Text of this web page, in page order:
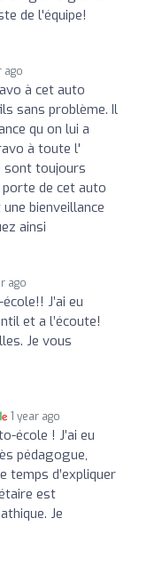
de l'équipe!
ago
à cet auto
sans problème. Il
qu on lui a
à toute l'
sont toujours
de cet auto
bienveillance
ainsi
ago
J’ai eu
et a l’écoute!
Je vous
1 year ago
école ! J’ai eu
pédagogue,
temps d’expliquer
est
Je